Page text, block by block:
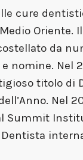
cure
Oriente.
da
nomine. Nel
titolo di
Nel
Summit
Dentista